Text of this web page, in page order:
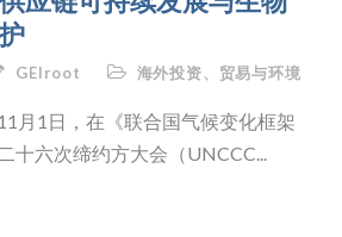
GEIroot 海外投资、贸易与环境
月1日，在《联合国气候变化框架
十六次缔约方大会（UNCCC...